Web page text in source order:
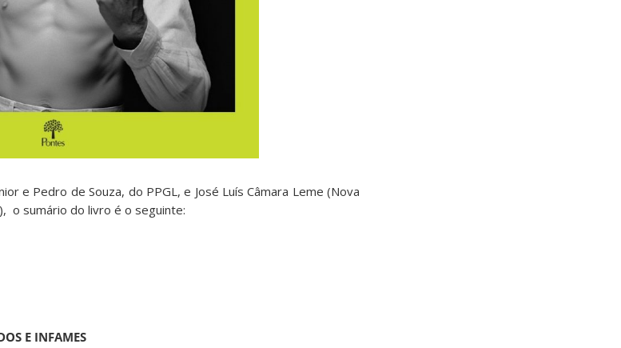
e Pedro de Souza, do PPGL, e José Luís Câmara Leme (Nova
o sumário do livro é o seguinte:
E INFAMES